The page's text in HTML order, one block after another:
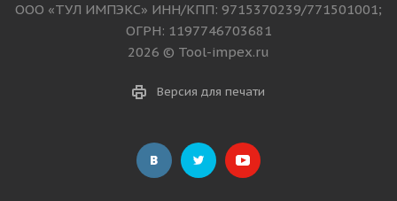
ООО «ТУЛ ИМПЭКС» ИНН/КПП: 9715370239/771501001;
ОГРН: 1197746703681
2026 © Tool-impex.ru
Версия для печати